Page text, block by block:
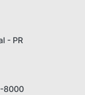
- PR
8000